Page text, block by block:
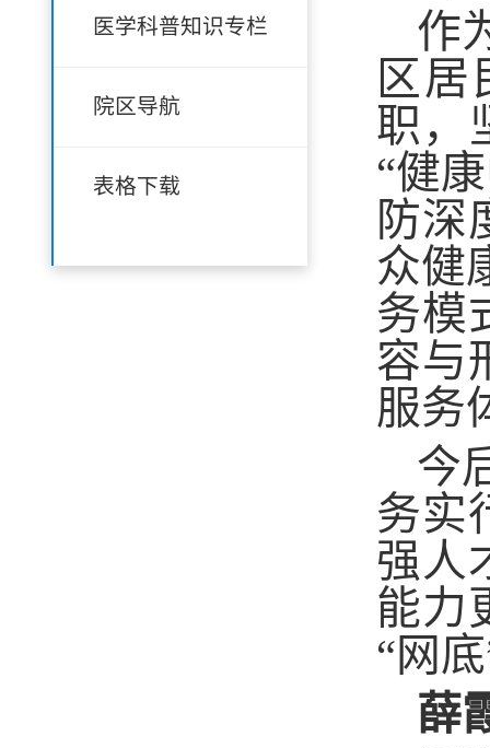
医学科普知识专栏
院区导航
表格下载
作
区
职，
“健
防深
众健
务模
容与
服务
今
务实
强人
能力
“网
薛